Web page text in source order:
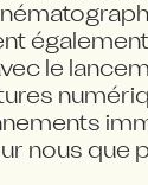
le
nous que